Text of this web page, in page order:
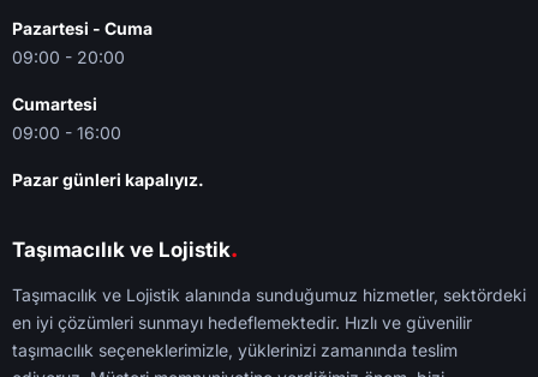
Pazartesi - Cuma
09:00 - 20:00
Cumartesi
09:00 - 16:00
Pazar günleri kapalıyız.
Taşımacılık ve Lojistik.
Taşımacılık ve Lojistik alanında sunduğumuz hizmetler, sektördeki
en iyi çözümleri sunmayı hedeflemektedir. Hızlı ve güvenilir
taşımacılık seçeneklerimizle, yüklerinizi zamanında teslim